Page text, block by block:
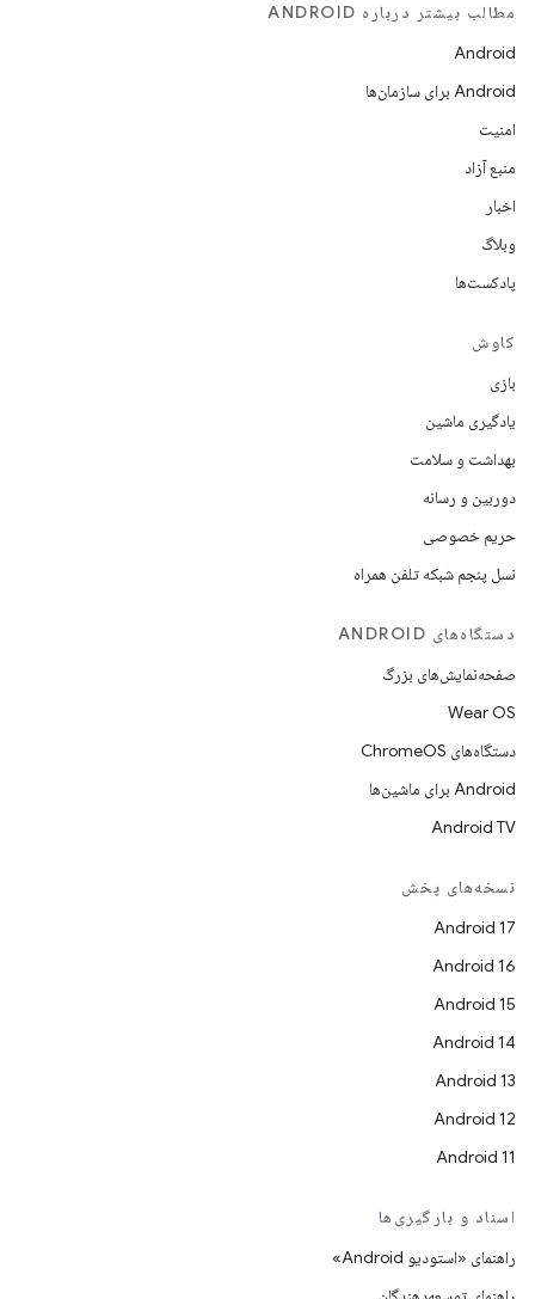
مطالب بیشتر درباره ANDROID
Android
Android برای سازمان‌ها
امنیت
منبع آزاد
اخبار
وبلاگ
پادکست‌ها
کاوش
بازی
یادگیری ماشین
بهداشت و سلامت
دوربین و رسانه
حریم خصوصی
نسل پنجم شبکه تلفن همراه
دستگاه‌های ANDROID
صفحه‌نمایش‌های بزرگ
Wear OS
دستگاه‌های ChromeOS
Android برای ماشین‌ها
Android TV
نسخه‌های پخش
Android 17
Android 16
Android 15
Android 14
Android 13
Android 12
Android 11
اسناد و بارگیری‌ها
راهنمای «استودیو Android»